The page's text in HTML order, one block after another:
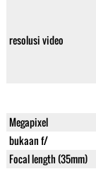
resolusi video
Megapixel
bukaan f/
Focal length (35mm)